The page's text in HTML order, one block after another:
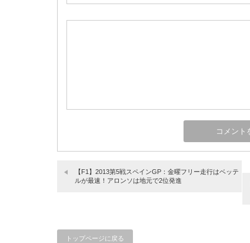
【F1】2013第5戦スペインGP：金曜フリー走行はベッテ
ルが最速！アロンソは地元で2位発進
トップページに戻る